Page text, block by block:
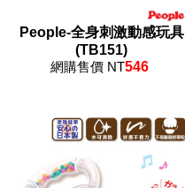
People-全身刺激動感玩具
(TB151)
網購售價 NT546